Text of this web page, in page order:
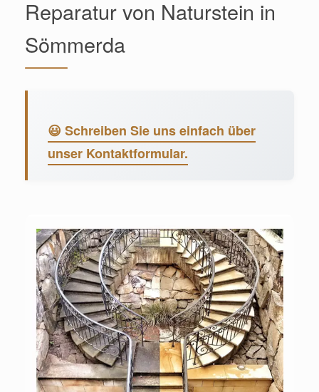
Reparatur von Naturstein in
Sömmerda
😃 Schreiben Sie uns einfach über
unser Kontaktformular.